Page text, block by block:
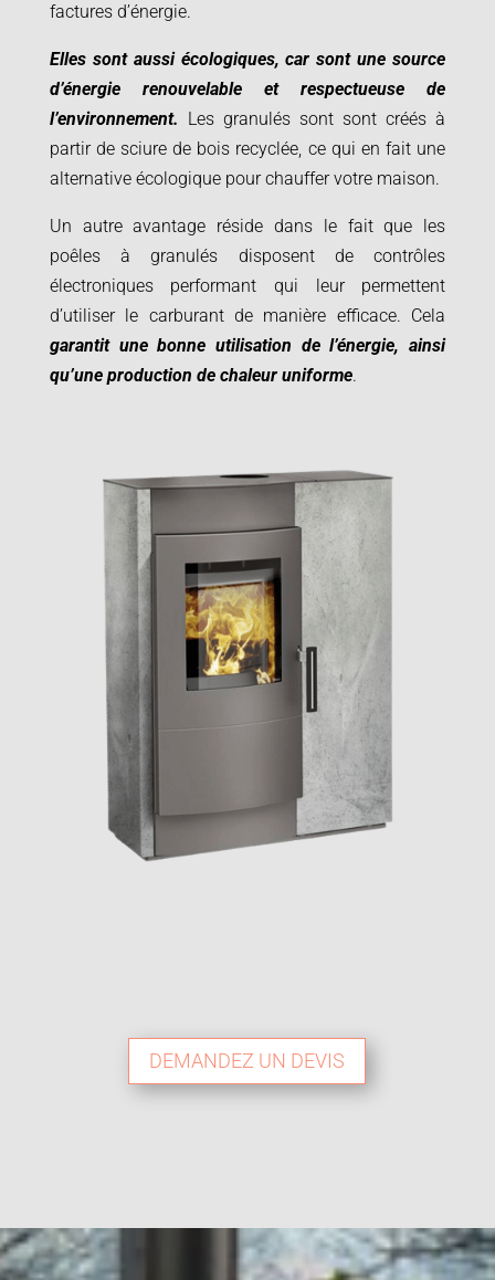
factures d’énergie.
Elles sont aussi écologiques, car sont une source
d’énergie renouvelable et respectueuse de
l’environnement. Les granulés sont sont créés à
partir de sciure de bois recyclée, ce qui en fait une
alternative écologique pour chauffer votre maison.
Un autre avantage réside dans le fait que les
poêles à granulés disposent de contrôles
électroniques performant qui leur permettent
d’utiliser le carburant de manière efficace. Cela
garantit une bonne utilisation de l’énergie, ainsi
qu’une production de chaleur uniforme.
DEMANDEZ UN DEVIS